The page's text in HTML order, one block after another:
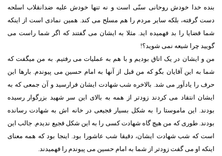
بنده خدا خودش روحانی سنّی است و نه تنها خودش علیه ضدانقلاب اسلحه
دست گرفته، بلکه سایر مردم را هم مسلح می کند. همین نمادی است از اینکه
شما قضایا را بد فهمیده اید. مثلا به ایشان می گفتند که اگر شما راست می
گویید چرا شیعه نمی شوید؟!
من و ایشان در یک اتاق بودیم و با هم به عملیات می رفتیم. به من میگفت که
شما به این آقایان بگو که من قبل از آنها به امام حسین می پیوندم. بارها این
حرف را یادآور می شد. بالاخره شب شهادت ایشان فرارسید و آن جمعی که به
ایشان انتقاد می کردند زودتر از همه به بالای این سر شهید بزرگوار رسیده
بودند. این ماموستا را به شکل بسیار فجیعی در خانه اش به شهادت رسانده
بودند. طوری که من هیچ گاه شهادت کسی را به این شکل فجیع ندیدم. جالب این
است که شب شهادت ایشان، دقیقا شب عاشورا بود. اینجا بود که همه معنای
اینکه او می گفت زودتر از شما به امام حسین می پیوندم را فهمیدند.